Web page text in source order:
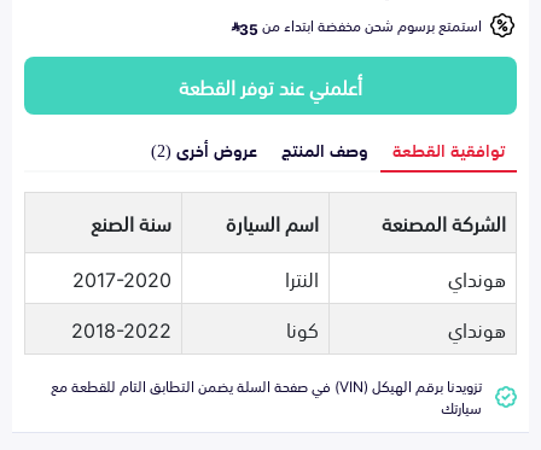
استمتع برسوم شحن مخفضة ابتداء من35
أعلمني عند توفر القطعة
توافقية القطعة وصف المنتج عروض أخرى (2)
الشركة المصنعة اسم السيارة
سنة الصنع
هونداي
النترا
2017-2020
هونداي
كونا 2018-2022
تزويدنا برقم الهيكل (VIN) في صفحة السلة يضمن التطابق التام للقطعة مع
سيارتك